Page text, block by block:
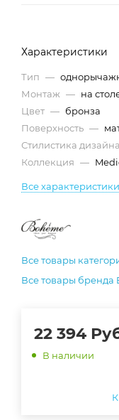
Характеристики
Тип —
Монтаж — на
Цвет — бронза
Поверхность —
Стилистика дизайна
Коллекция —
Все характеристики
Все товары
Все товары бренда
22 394
В наличии